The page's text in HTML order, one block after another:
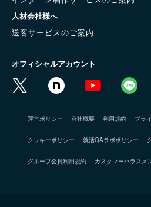
人材会社様へ
送客サービスのご案内
オフィシャルアカウント
運営ポリシー 会社概要 利用規約 プラ
クッキーポリシー 就活QAラボポリシー
グループ会員利用規約 カスタマーハラスメ